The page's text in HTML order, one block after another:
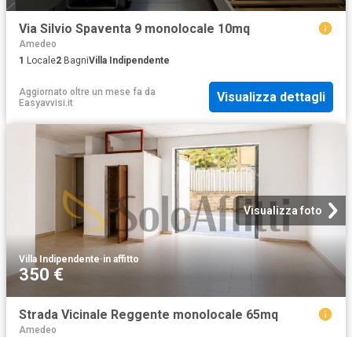
Via Silvio Spaventa 9 monolocale 10mq
Amedeo
1 Locale2 BagniVilla Indipendente
Aggiornato oltre un mese fa da
Easyavvisi.it
Visualizza dettagli
Visualizza foto
Villa Indipendente·in affitto
350 €
Strada Vicinale Reggente monolocale 65mq
Amedeo